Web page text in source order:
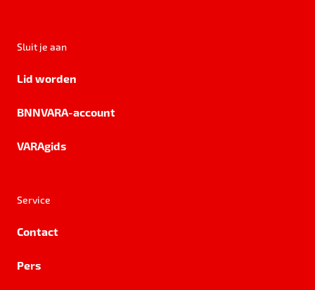
Sluit je aan
Lid worden
BNNVARA-account
VARAgids
Service
Contact
Pers